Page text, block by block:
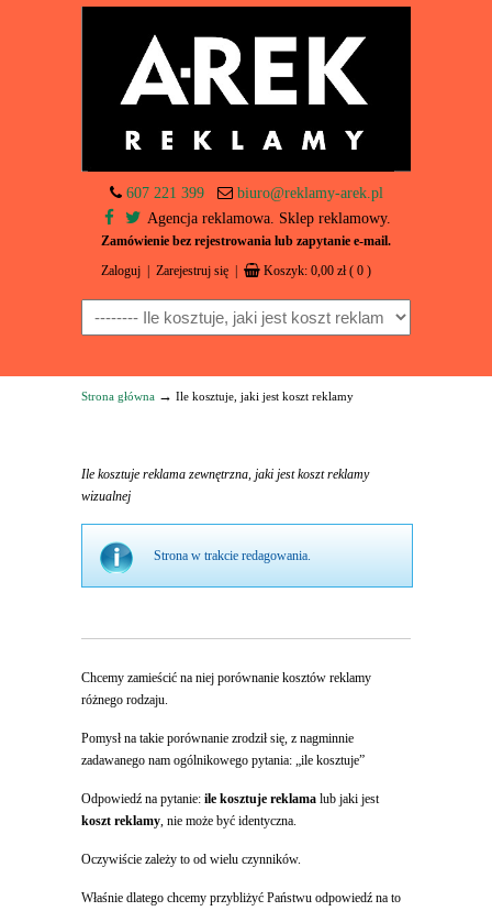
607 221 399
biuro@reklamy-arek.pl
Agencja reklamowa. Sklep reklamowy.
Zamówienie bez rejestrowania lub zapytanie e-mail.
Zaloguj Zarejestruj się Koszyk: 0,00 zł ( 0 )
Navigation
Strona główna → Ile kosztuje, jaki jest koszt reklamy
Ile kosztuje reklama zewnętrzna, jaki jest koszt reklamy
wizualnej
Strona w trakcie redagowania.
Chcemy zamieścić na niej porównanie kosztów reklamy
różnego rodzaju.
Pomysł na takie porównanie zrodził się, z nagminnie
zadawanego nam ogólnikowego pytania: „ile kosztuje”
Odpowiedź na pytanie: ile kosztuje reklama lub jaki jest
koszt reklamy, nie może być identyczna.
Oczywiście zależy to od wielu czynników.
Właśnie dlatego chcemy przybliżyć Państwu odpowiedź na to